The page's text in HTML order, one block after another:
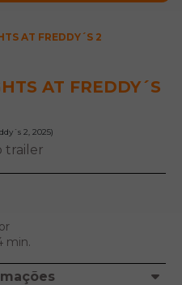
AT FREDDY´S 2
AT FREDDY´S
2, 2025)
trailer
min.